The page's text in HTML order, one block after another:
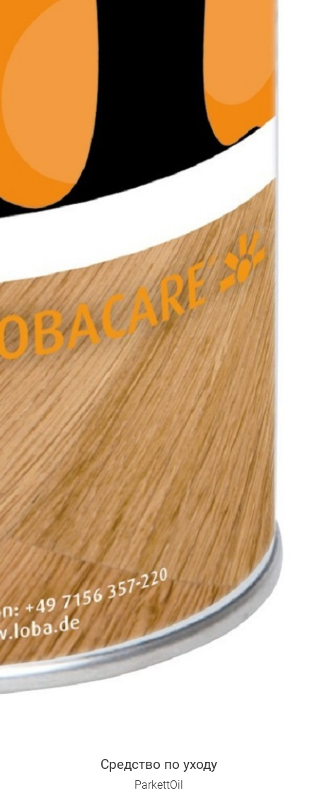
Средство по уходу
ParkettOil